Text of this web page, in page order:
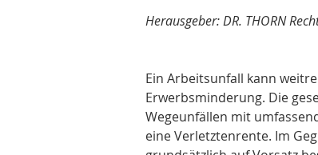
Herausgeber: DR. THORN
Ein Arbeitsunfall kann
Erwerbsminderung. Die
Wegeunfällen mit
eine Verletztenrente. Im